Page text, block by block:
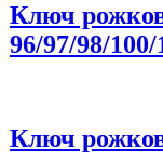
Ключ
96/97/98/
Ключ